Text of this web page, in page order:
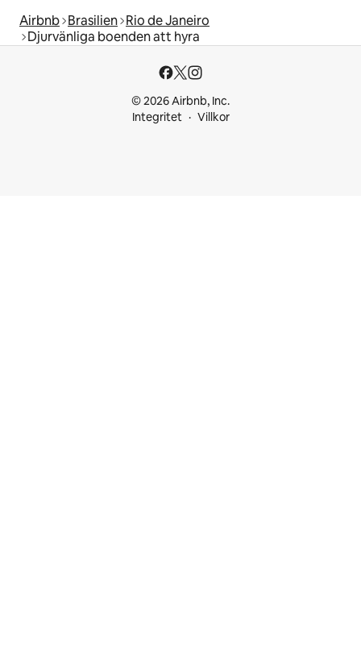
Airbnb Brasilien Rio de Janeiro
Djurvänliga boenden att hyra
© 2026 Airbnb, Inc.
Integritet
Villkor